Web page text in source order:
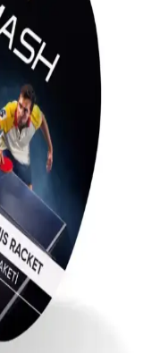
hafif yapısı ve
tenisi tutkunlarına
Tenisi Topu
tenisi topu seti, canlı
eğlenceyi ve
yüksek, estetik ve
Seti: 2 Raket ve
malzemeleri ve
tutkunlarına güvenilir ve
Dayanıklı ve